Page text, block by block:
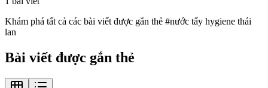
Khám phá tất cả các bài viết được gắn thẻ #nước tẩy hygiene thái
lan
Bài viết được gắn thẻ